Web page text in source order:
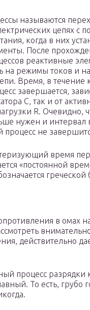
называются
цепях с
когда в них
После
реактивные
на режимы токов и
Время, в течение
завершается,
C, так и от
R. Очевидно,
нужен и интервал
процесс не
время
«постоянной
греческой
в омах
действительно
процесс разрядки
То есть, грубо